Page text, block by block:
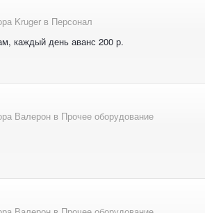
Kruger в Персонал
каждый день аванс 200 р.
Валерон в Прочее оборудование